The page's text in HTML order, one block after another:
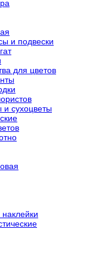
и подвески
для цветов
и сухоцветы